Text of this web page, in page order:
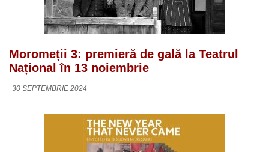
Moromeții 3: premieră de gală la Teatrul
Național în 13 noiembrie
30 SEPTEMBRIE 2024